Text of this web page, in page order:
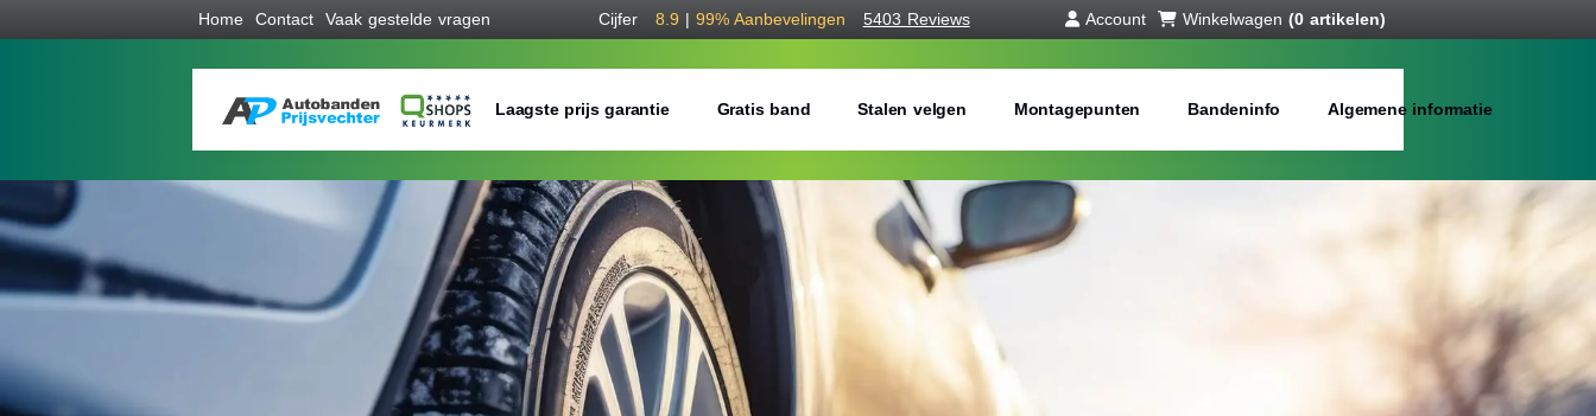
Home Contact Vaak gestelde vragen Cijfer 8.9 | 99% Aanbevelingen 5403 Reviews Account Winkelwagen (0 artikelen)
Laagste prijs garantie Gratis band Stalen velgen Montagepunten Bandeninfo Algemene informatie
Bestel voordelig winterbanden
Seizoen: